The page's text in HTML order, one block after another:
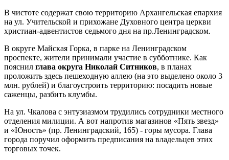
В чистоте содержат свою территорию Архангельская епархия
на ул. Учительской и прихожане Духовного центра церкви
христиан-адвентистов седьмого дня на пр.Ленинградском.
В округе Майская Горка, в парке на Ленинградском
проспекте, жители принимали участие в субботнике. Как
пояснил глава округа Николай Ситников, в планах
проложить здесь пешеходную аллею (на это выделено около 3
млн. рублей) и благоустроить территорию: посадить новые
саженцы, разбить клумбы.
На ул. Чкалова с энтузиазмом трудились сотрудники местного
отделения милиции. А вот напротив магазинов «Пять звезд»
и «Юность» (пр. Ленинградский, 165) - горы мусора. Глава
города поручил оформить предписания на владельцев этих
торговых точек.